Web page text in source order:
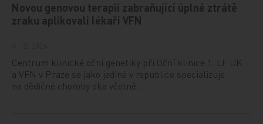
Novou genovou terapii zabraňující úplné ztrátě
zraku aplikovali lékaři VFN
Centrum klinické oční genetiky při Oční klinice 1. LF UK
a VFN v Praze se jako jediné v republice specializuje
na dědičné choroby oka včetně…